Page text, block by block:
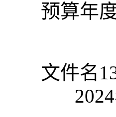
预算年度
文件名
2024